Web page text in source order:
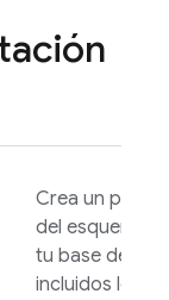
Crea un
del esquema
tu base de
incluidos los